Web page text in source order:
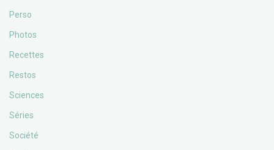
Perso
Photos
Recettes
Restos
Sciences
Séries
Société